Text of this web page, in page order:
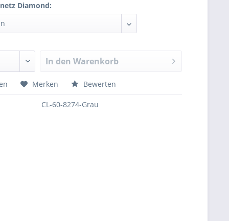
Diamond:
In den Warenkorb
Merken Bewerten
CL-60-8274-Grau